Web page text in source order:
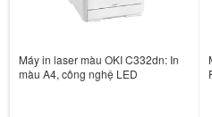
Máy in laser màu OKI C332dn: In
màu A4, công nghệ LED